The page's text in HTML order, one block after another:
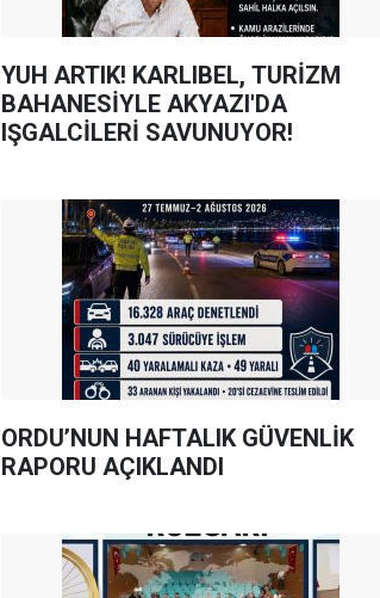
YUH ARTIK! KARLIBEL, TURİZM
BAHANESİYLE AKYAZI'DA
IŞGALCİLERİ SAVUNUYOR!
ORDU’NUN HAFTALIK GÜVENLİK
RAPORU AÇIKLANDI